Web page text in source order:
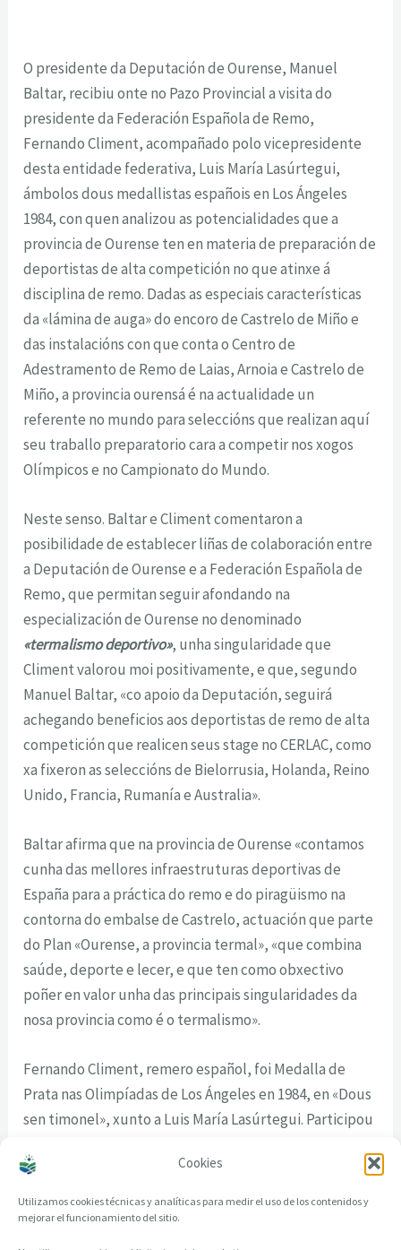
Cookies
Utilizamos cookies técnicas y analíticas para medir el uso de los contenidos y
mejorar el funcionamiento del sitio.
O presidente da Deputación de Ourense, Manuel
Baltar, recibiu onte no Pazo Provincial a visita do
presidente da Federación Española de Remo,
Fernando Climent, acompañado polo vicepresidente
desta entidade federativa, Luis María Lasúrtegui,
ámbolos dous medallistas españois en Los Ángeles
1984, con quen analizou as potencialidades que a
provincia de Ourense ten en materia de preparación de
deportistas de alta competición no que atinxe á
disciplina de remo. Dadas as especiais características
da «lámina de auga» do encoro de Castrelo de Miño e
das instalacións con que conta o Centro de
Adestramento de Remo de Laias, Arnoia e Castrelo de
Miño, a provincia ourensá é na actualidade un
referente no mundo para seleccións que realizan aquí
seu traballo preparatorio cara a competir nos xogos
Olímpicos e no Campionato do Mundo.
Neste senso. Baltar e Climent comentaron a
posibilidade de establecer liñas de colaboración entre
a Deputación de Ourense e a Federación Española de
Remo, que permitan seguir afondando na
especialización de Ourense no denominado
«termalismo deportivo», unha singularidade que
Climent valorou moi positivamente, e que, segundo
Manuel Baltar, «co apoio da Deputación, seguirá
achegando beneficios aos deportistas de remo de alta
competición que realicen seus stage no CERLAC, como
xa fixeron as seleccións de Bielorrusia, Holanda, Reino
Unido, Francia, Rumanía e Australia».
Baltar afirma que na provincia de Ourense «contamos
cunha das mellores infraestruturas deportivas de
España para a práctica do remo e do piragüismo na
contorna do embalse de Castrelo, actuación que parte
do Plan «Ourense, a provincia termal», «que combina
saúde, deporte e lecer, e que ten como obxectivo
poñer en valor unha das principais singularidades da
nosa provincia como é o termalismo».
Fernando Climent, remero español, foi Medalla de
Prata nas Olimpíadas de Los Ángeles en 1984, en «Dous
sen timonel», xunto a Luis María Lasúrtegui. Participou
medallas, e en 4 Xogos Olímpicos.